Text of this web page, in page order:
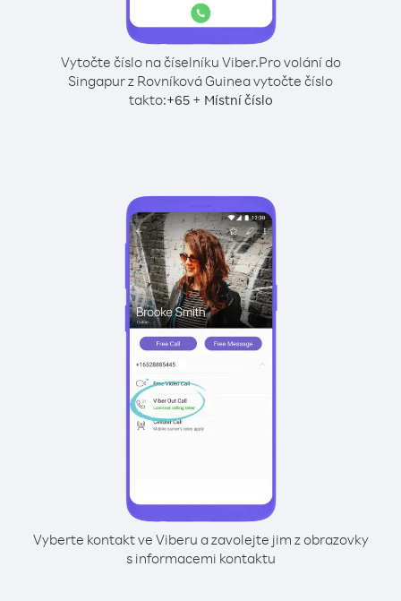
Vytočte číslo na číselníku Viber.Pro volání do
Singapur z Rovníková Guinea vytočte číslo
takto:+65+ Místní číslo
Vyberte kontakt ve Viberu a zavolejte jim z obrazovky
s informacemi kontaktu